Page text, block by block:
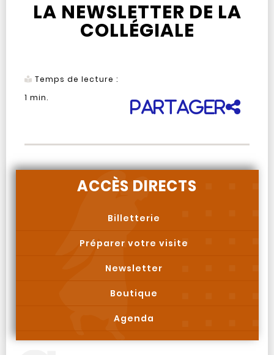
LA NEWSLETTER DE LA
COLLÉGIALE
Temps de lecture :
1 min.
Partager
ACCÈS DIRECTS
Billetterie
Préparer votre visite
Newsletter
Boutique
Agenda